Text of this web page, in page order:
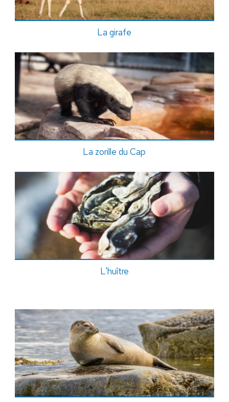
La girafe
La zorille du Cap
L'huître